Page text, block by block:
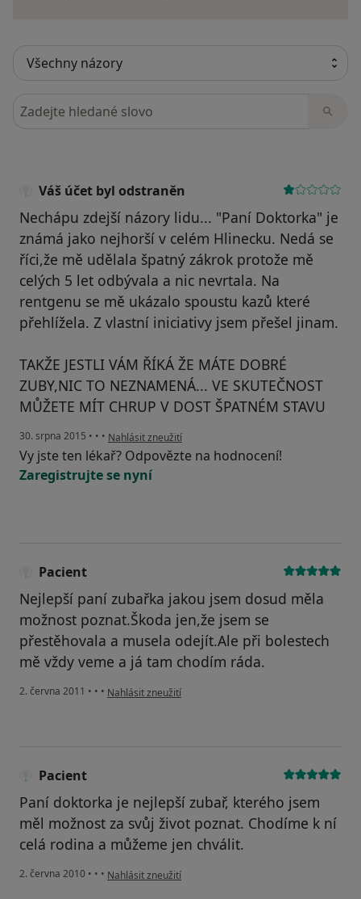
Hledejte v názorech
Váš účet byl odstraněn
Nechápu zdejší názory lidu... "Paní Doktorka" je
známá jako nejhorší v celém Hlinecku. Nedá se
říci,že mě udělala špatný zákrok protože mě
celých 5 let odbývala a nic nevrtala. Na
rentgenu se mě ukázalo spoustu kazů které
přehlížela. Z vlastní iniciativy jsem přešel jinam.
TAKŽE JESTLI VÁM ŘÍKÁ ŽE MÁTE DOBRÉ
ZUBY,NIC TO NEZNAMENÁ... VE SKUTEČNOST
MŮŽETE MÍT CHRUP V DOST ŠPATNÉM STAVU
30. srpna 2015 • • • podle názoru uživatele Váš účet byl odstraněn
Nahlásit zneužití
Vy jste ten lékař? Odpovězte na hodnocení!
Zaregistrujte se nyní
Pacient
Nejlepší paní zubařka jakou jsem dosud měla
možnost poznat.Škoda jen,že jsem se
přestěhovala a musela odejít.Ale při bolestech
mě vždy veme a já tam chodím ráda.
2. června 2011 • • • podle názoru uživatele Pacient
Nahlásit zneužití
Pacient
Paní doktorka je nejlepší zubař, kterého jsem
měl možnost za svůj život poznat. Chodíme k ní
celá rodina a můžeme jen chválit.
2. června 2010 • • • podle názoru uživatele Pacient
Nahlásit zneužití